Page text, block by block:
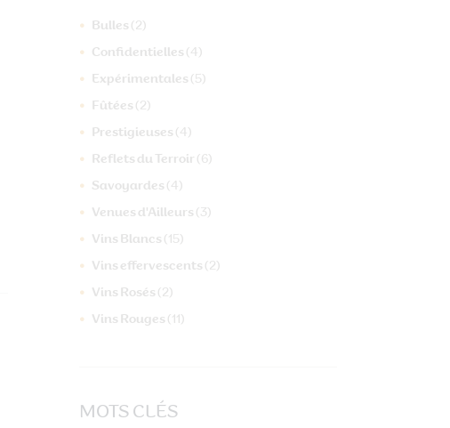
Bulles (2)
Confidentielles (4)
Expérimentales (5)
Fûtées (2)
Prestigieuses (4)
Reflets du Terroir (6)
Savoyardes (4)
Venues d'Ailleurs (3)
Vins Blancs (15)
Vins effervescents (2)
Vins Rosés (2)
Vins Rouges (11)
MOTS CLÉS